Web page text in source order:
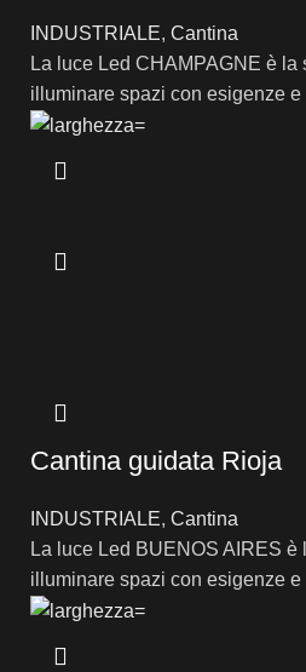
INDUSTRIALE, Cantina
La luce Led CHAMPAGNE è
illuminare spazi con esigenze e
Cantina guidata Rioja
INDUSTRIALE, Cantina
La luce Led BUENOS AIRES
illuminare spazi con esigenze e